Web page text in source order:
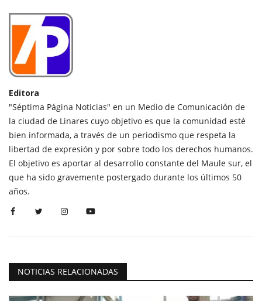
Editora
"Séptima Página Noticias" en un Medio de Comunicación de
la ciudad de Linares cuyo objetivo es que la comunidad esté
bien informada, a través de un periodismo que respeta la
libertad de expresión y por sobre todo los derechos humanos.
El objetivo es aportar al desarrollo constante del Maule sur, el
que ha sido gravemente postergado durante los últimos 50
años.
NOTICIAS RELACIONADAS